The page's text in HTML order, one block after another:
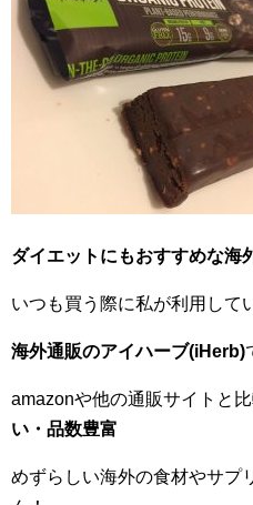
ダイエットにもおすすめな海
いつも買う際に私が利用して
海外通販のアイハーブ(iHerb)
amazonや他の通販サイトと
い・品数豊富
めずらしい海外の食材やサプ